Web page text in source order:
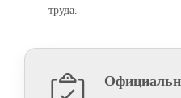
труда.